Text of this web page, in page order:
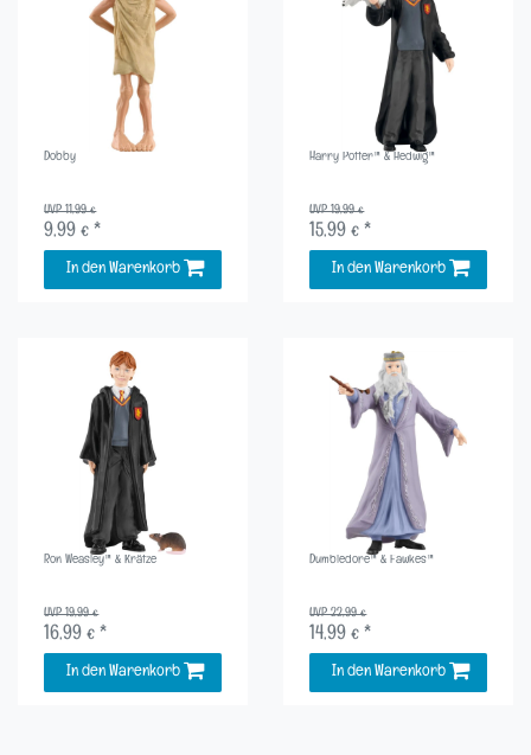
Dobby
UVP 11,99 €
9,99 € *
In den Warenkorb
Harry Potter™ & Hedwig™
UVP 19,99 €
15,99 € *
In den Warenkorb
Ron Weasley™ & Krätze
UVP 19,99 €
16,99 € *
In den Warenkorb
Dumbledore™ & Fawkes™
UVP 22,99 €
14,99 € *
In den Warenkorb